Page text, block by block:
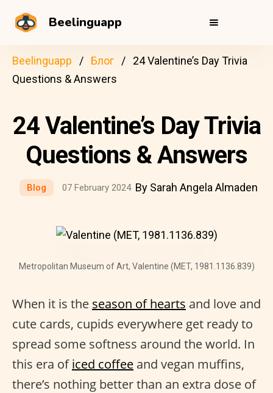
Beelinguapp
Beelinguapp Блог
24 Valentine’s Day Trivia
Questions & Answers
24 Valentine’s Day Trivia
Questions & Answers
Blog 07 February 2024 By Sarah Angela Almaden
Metropolitan Museum of Art, Valentine (MET, 1981.1136.839)
When it is the season of hearts and love and
cute cards, cupids everywhere get ready to
spread some softness around the world. In
this era oficed coffee and vegan muffins,
there’s nothing better than an extra dose of